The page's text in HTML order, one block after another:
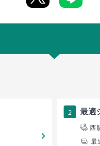
2 最適
西
最